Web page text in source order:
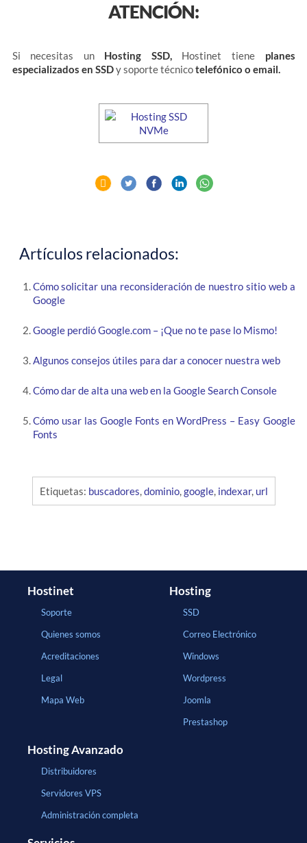
ATENCIÓN:
Si necesitas un Hosting SSD, Hostinet tiene planes
especializados en SSDy soporte técnicotelefónico o email.
Artículos relacionados:
Cómo solicitar una reconsideración de nuestro sitio web a
Google
Google perdió Google.com – ¡Que no te pase lo Mismo!
Algunos consejos útiles para dar a conocer nuestra web
Cómo dar de alta una web en la Google Search Console
Cómo usar las Google Fonts en WordPress – Easy Google
Fonts
Etiquetas: buscadores dominio, google, indexar, url
Hostinet
Soporte
Quienes somos
Acreditaciones
Legal
Mapa Web
Hosting
SSD
Correo Electrónico
Windows
Wordpress
Joomla
Prestashop
Hosting Avanzado
Distribuidores
Servidores VPS
Administración completa